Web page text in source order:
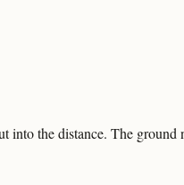
the distance. The ground